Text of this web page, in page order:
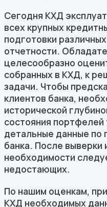
Сегодня КХД
всех крупных
подготовки
отчетности.
целесообразно
собранных в КХД, к
задачи. Чтобы
клиентов банка,
исторической
состояния
детальные данные по
банка. После
необходимости
недостающих.
По нашим оценкам,
КХД необходимых